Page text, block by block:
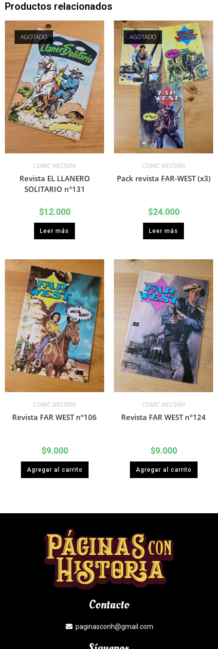
Productos relacionados
AGOTADO
COMIC WESTERN
Revista EL LLANERO
SOLITARIO n°131
$12.000
Leer más
AGOTADO
COMIC WESTERN
Pack revista FAR-WEST (x3)
$24.000
Leer más
COMIC WESTERN
Revista FAR WEST nº106
$9.000
Agregar al carrito
COMIC WESTERN
Revista FAR WEST nº124
$9.000
Agregar al carrito
Contacto
paginasconh@gmail.com